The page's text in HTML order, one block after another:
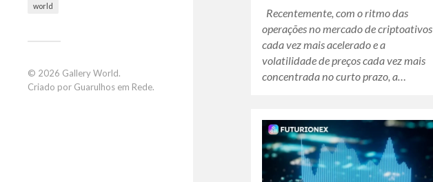
world
© 2026 Gallery World.
Criado por Guarulhos em Rede.
Recentemente, com o ritmo das
operações no mercado de criptoativos
cada vez mais acelerado e a
volatilidade de preços cada vez mais
concentrada no curto prazo, a…